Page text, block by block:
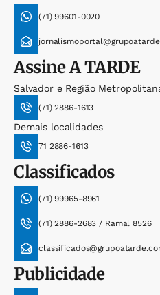
(71) 99601-0020
AssineA TARDE
Salvador e Região
(71) 2886-1613
Demais localidades
71 2886-1613
Classificados
(71) 99965-8961
(71) 2886-2683 / Ramal 8526
Publicidade